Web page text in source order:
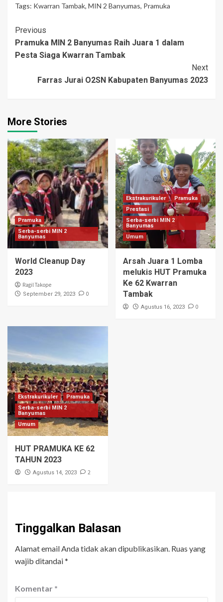
Tags: Kwarran Tambak, MIN 2 Banyumas, Pramuka
Continue
Reading
Previous
Pramuka MIN 2 Banyumas Raih Juara 1 dalam
Pesta Siaga Kwarran Tambak
Next
Farras Jurai O2SN Kabupaten Banyumas 2023
More Stories
Pramuka
Serba-serbi MIN 2
Banyumas
World Cleanup Day
2023
Ragil Takope
September 29, 2023 0
Ekstrakurikuler
Pramuka
Prestasi
Serba-serbi MIN 2
Banyumas
Umum
Arsah Juara 1 Lomba
melukis HUT Pramuka
Ke 62 Kwarran
Tambak
Agustus 16, 2023 0
Ekstrakurikuler
Pramuka
Serba-serbi MIN 2
Banyumas
Umum
HUT PRAMUKA KE 62
TAHUN 2023
Agustus 14, 2023 2
Tinggalkan Balasan
Alamat email Anda tidak akan dipublikasikan. Ruas yang
wajib ditandai*
Komentar *